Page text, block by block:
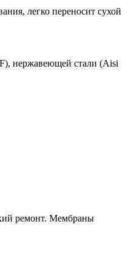
легко переносит сухой
нержавеющей стали (Aisi
ремонт. Мембраны